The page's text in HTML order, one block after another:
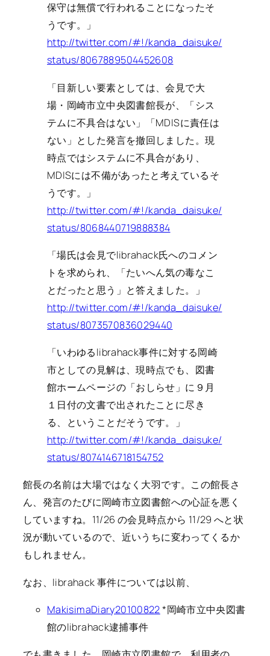
保守は無償で行われることになったそ
うです。」
http://twitter.com/#!/kanda_daisuke/
status/8067889504452608
「目新しい要素としては、会見で大
場・岡崎市立中央図書館長が、「シス
テムに不具合はない」「MDISに責任は
ない」とした発言を撤回しました。現
時点ではシステムに不具合があり、
MDISには不備があったと考えているそ
うです。」
http://twitter.com/#!/kanda_daisuke/
status/8068440719888384
「場氏は会見でlibrahack氏へのコメン
トを求められ、「たいへん気の毒なこ
とだったと思う」と答えました。」
http://twitter.com/#!/kanda_daisuke/
status/8073570836029440
「いわゆるlibrahack事件に対する岡崎
市としての見解は、現時点でも、図書
館ホームページの「おしらせ」に９月
１日付の文書で出されたことに尽き
る、ということだそうです。」
http://twitter.com/#!/kanda_daisuke/
status/8074146718154752
館長の名前は大場ではなく大羽です。この館長さ
ん、発言のたびに岡崎市立図書館への心証を悪く
していますね。11/26 の会見時点から 11/29 へと状
況が動いているので、近いうちに変わってくるか
もしれません。
なお、librahack 事件については以前、
MakisimaDiary20100822*岡崎市立中央図書
館のlibrahack逮捕事件